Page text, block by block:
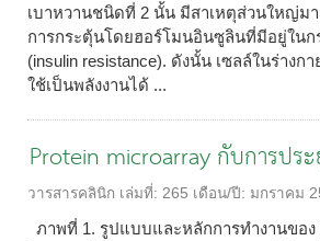
เบาหวานชนิดที่ 2 นั้น มีสาเหตุส่วนใหญ่ม
การกระตุ้นโดยฮอร์โมนอินซูลินที่มีอยู่ใน
(insulin resistance). ดังนั้น เซลล์ในร่าง
ใช้เป็นพลังงานได้ ...
Protein microarray กับการปร
วารสารคลินิก เล่มที่: 265 เดือน/ปี: มกราคม
ภาพที่ 1. รูปแบบและหลักการทำงานของ